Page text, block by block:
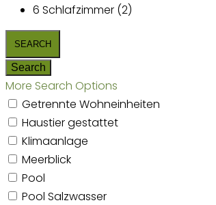
6 Schlafzimmer (2)
More Search Options
Getrennte Wohneinheiten
Haustier gestattet
Klimaanlage
Meerblick
Pool
Pool Salzwasser